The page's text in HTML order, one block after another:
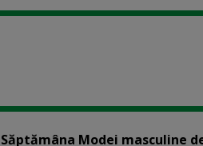
Săptămâna Modei masculine